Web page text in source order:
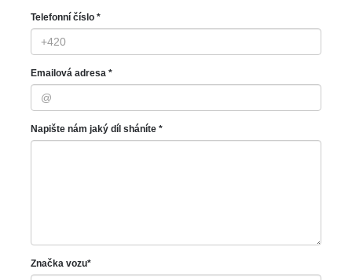
Telefonní číslo *
Emailová adresa *
Napište nám jaký díl sháníte *
Značka vozu*